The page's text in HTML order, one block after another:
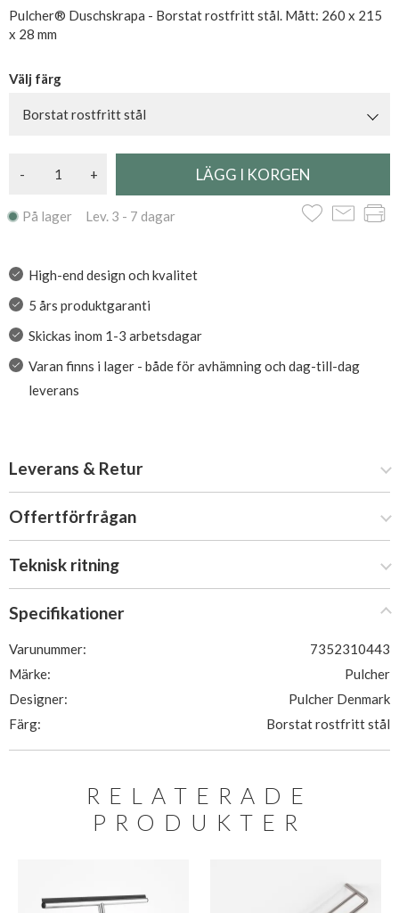
Pulcher® Duschskrapa - Borstat rostfritt stål. Mått: 260 x 215
x 28 mm
Välj färg
Borstat rostfritt stål
- +
På lager Lev. 3 - 7 dagar
High-end design och kvalitet
5 års produktgaranti
Skickas inom 1-3 arbetsdagar
Varan finns i lager - både för avhämning och dag-till-dag
leverans
Leverans & Retur
Offertförfrågan
Teknisk ritning
Specifikationer
Varunummer:
7352310443
Märke:
Pulcher
Designer:
Pulcher Denmark
Färg:
Borstat rostfritt stål
RELATERADE
PRODUKTER